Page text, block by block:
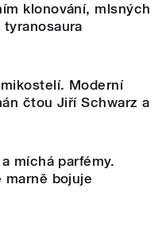
klonování, mlsných
Moderní
čtou Jiří Schwarz a
míchá parfémy.
marně bojuje